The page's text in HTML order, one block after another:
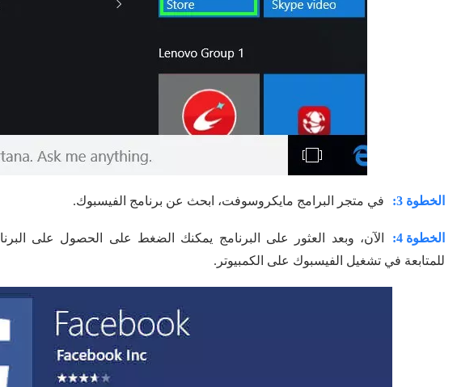
الخطوة 3: في متجر البرامج مايكروسوفت، ابحث عن برنامج الفيسبوك.
الخطوة 4:
الآن، وبعد العثور على البرنامج يمكنك الضغط على الحصول على
للمتابعة في تشغيل الفيسبوك على الكمبيوتر.